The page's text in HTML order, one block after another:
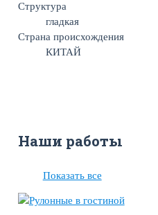
Структура
гладкая
Страна происхождения
КИТАЙ
Наши работы
Показать все